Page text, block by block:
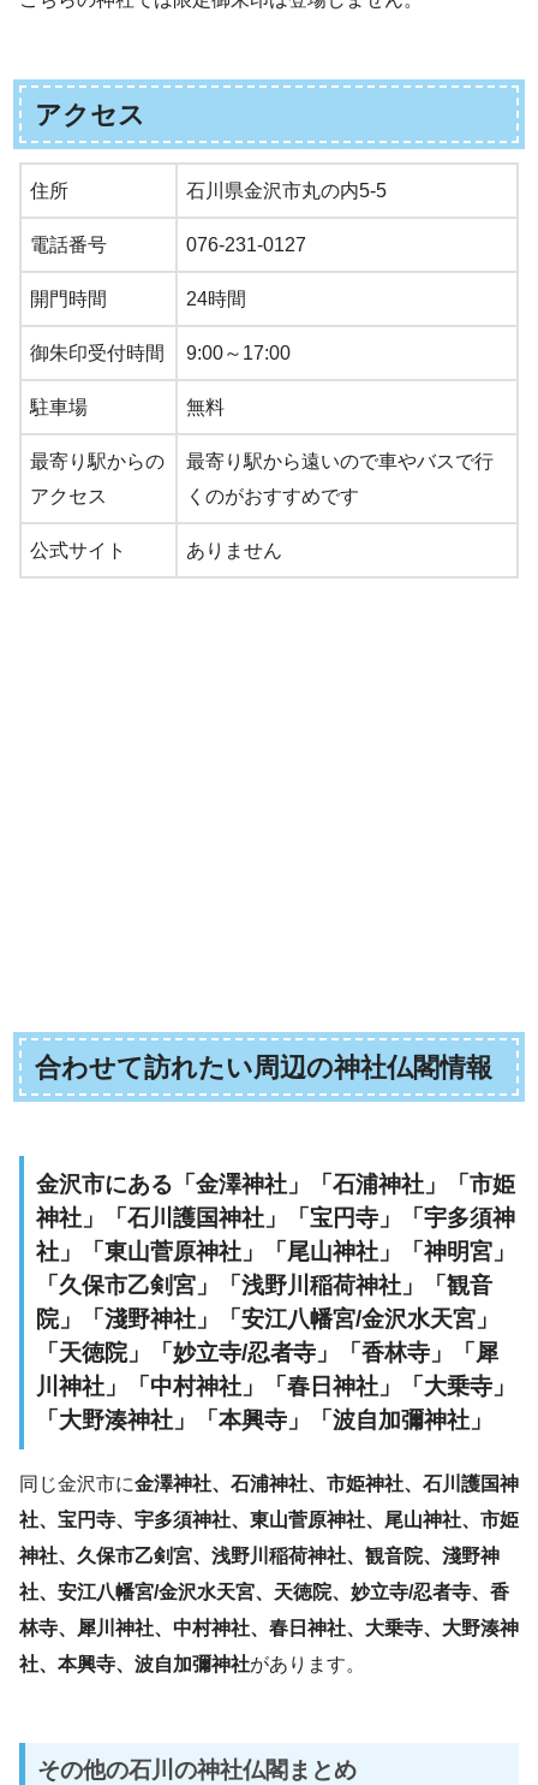
アクセス
住所 石川県金沢市丸の内5-5
電話番号 076-231-0127
開門時間 24時間
御朱印受付時間 9:00～17:00
駐車場 無料
最寄り駅からの
アクセス
最寄り駅から遠いので車やバスで行
くのがおすすめです
公式サイト ありません
合わせて訪れたい周辺の神社仏閣情報
金沢市にある「金澤神社」「石浦神社」「市姫
神社」「石川護国神社」「宝円寺」「宇多須神
社」「東山菅原神社」「尾山神社」「神明宮」
「久保市乙剣宮」「浅野川稲荷神社」「観音
院」「淺野神社」「安江八幡宮/金沢水天宮」
「天徳院」「妙立寺/忍者寺」「香林寺」「犀
川神社」「中村神社」「春日神社」「大乗寺」
「大野湊神社」「本興寺」「波自加彌神社」
同じ金沢市に金澤神社、石浦神社、市姫神社、石川護国神
社、宝円寺、宇多須神社、東山菅原神社、尾山神社、市姫
神社、久保市乙剣宮、浅野川稲荷神社、観音院、淺野神
社、安江八幡宮/金沢水天宮、天徳院、妙立寺/忍者寺、香
林寺、犀川神社、中村神社、春日神社、大乗寺、大野湊神
社、本興寺、波自加彌神社があります。
その他の石川の神社仏閣まとめ